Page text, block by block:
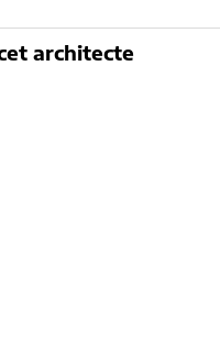
Tél. 05.47.74.51.01 -
architecte